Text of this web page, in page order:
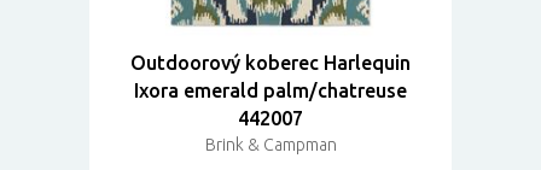
Outdoorový koberec Harlequin
Ixora emerald palm/chatreuse
442007
Brink & Campman